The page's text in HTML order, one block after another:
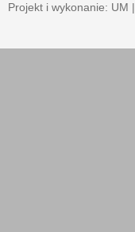
Projekt i wykonanie: UM |